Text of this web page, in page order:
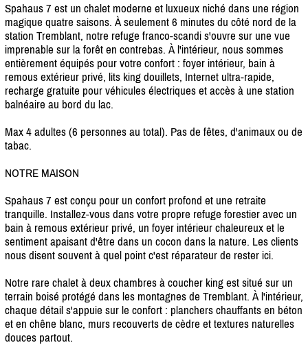
Spahaus 7 est un chalet moderne et luxueux niché dans une région
magique quatre saisons. À seulement 6 minutes du côté nord de la
station Tremblant, notre refuge franco-scandi s'ouvre sur une vue
imprenable sur la forêt en contrebas. À l'intérieur, nous sommes
entièrement équipés pour votre confort : foyer intérieur, bain à
remous extérieur privé, lits king douillets, Internet ultra-rapide,
recharge gratuite pour véhicules électriques et accès à une station
balnéaire au bord du lac.
Max 4 adultes (6 personnes au total). Pas de fêtes, d'animaux ou de
tabac.
NOTRE MAISON
Spahaus 7 est conçu pour un confort profond et une retraite
tranquille. Installez-vous dans votre propre refuge forestier avec un
bain à remous extérieur privé, un foyer intérieur chaleureux et le
sentiment apaisant d'être dans un cocon dans la nature. Les clients
nous disent souvent à quel point c'est réparateur de rester ici.
Notre rare chalet à deux chambres à coucher king est situé sur un
terrain boisé protégé dans les montagnes de Tremblant. À l'intérieur,
chaque détail s'appuie sur le confort : planchers chauffants en béton
et en chêne blanc, murs recouverts de cèdre et textures naturelles
douces partout.